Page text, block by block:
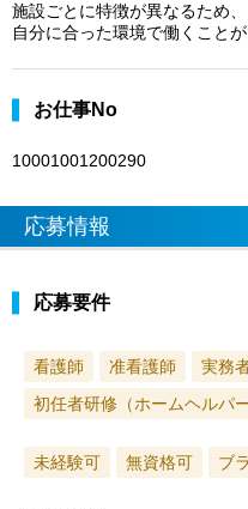
施設ごとに特徴が異なるため、
自分に合った環境で働くことが
お仕事No
10001001200290
応募情報
応募要件
看護師 准看護師
実務
初任者研修（ホームヘルパー
未経験可 無資格可 ブ